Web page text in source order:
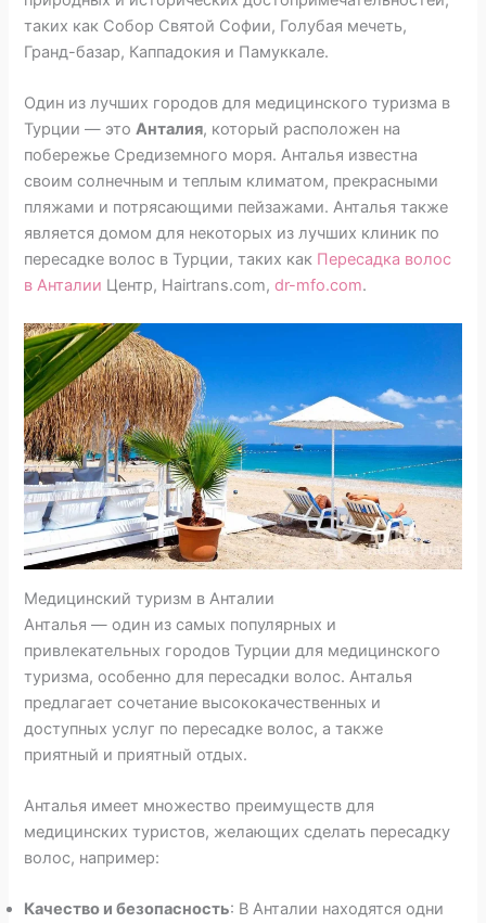
таких как Собор Святой Софии, Голубая мечеть,
Гранд-базар, Каппадокия и Памуккале.
Один из лучших городов для медицинского туризма в
Турции — этоАнталия, который расположен на
побережье Средиземного моря. Анталья известна
своим солнечным и теплым климатом, прекрасными
пляжами и потрясающими пейзажами. Анталья также
является домом для некоторых из лучших клиник по
пересадке волос в Турции, таких как Пересадка волос
в Анталии Центр, Hairtrans.com,dr-mfo.com.
Медицинский туризм в Анталии
Анталья — один из самых популярных и
привлекательных городов Турции для медицинского
туризма, особенно для пересадки волос. Анталья
предлагает сочетание высококачественных и
доступных услуг по пересадке волос, а также
приятный и приятный отдых.
Анталья имеет множество преимуществ для
медицинских туристов, желающих сделать пересадку
волос, например:
Качество и безопасность: В Анталии находятся одни